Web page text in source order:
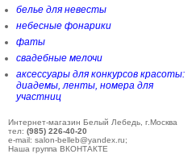
белье для невесты
небесные фонарики
фаты
свадебные мелочи
аксессуары для конкурсов красоты:
диадемы, ленты, номера для
участниц
Интернет-магазин Белый Лебедь, г.Москва
тел: (985) 226-40-20
e-mail: salon-belleb@yandex.ru;
Наша группа ВКОНТАКТЕ